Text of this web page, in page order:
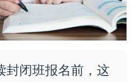
封闭班报名前，这